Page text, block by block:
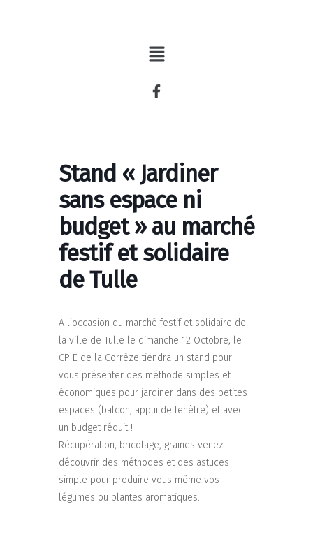
Stand « Jardiner
sans espace ni
budget » au marché
festif et solidaire
de Tulle
A l’occasion du marché festif et solidaire de
la ville de Tulle le dimanche 12 Octobre, le
CPIE de la Corrèze tiendra un stand pour
vous présenter des méthode simples et
économiques pour jardiner dans des petites
espaces (balcon, appui de fenêtre) et avec
un budget réduit !
Récupération, bricolage, graines venez
découvrir des méthodes et des astuces
simple pour produire vous même vos
légumes ou plantes aromatiques.